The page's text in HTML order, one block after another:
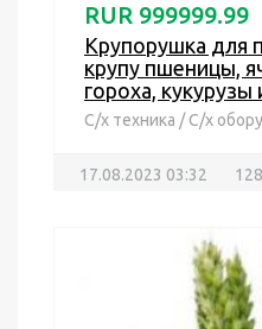
RUR 999999.99
Крупорушка для
крупу пшеницы,
гороха, кукурузы
С/х техника /С/х
17.08.2023 03:32